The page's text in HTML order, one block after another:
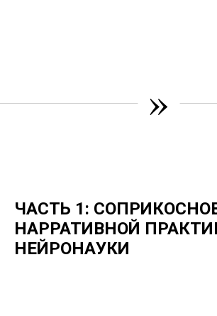
»
ЧАСТЬ 1:
НАРРАТИВНОЙ
НЕЙРОНАУКИ